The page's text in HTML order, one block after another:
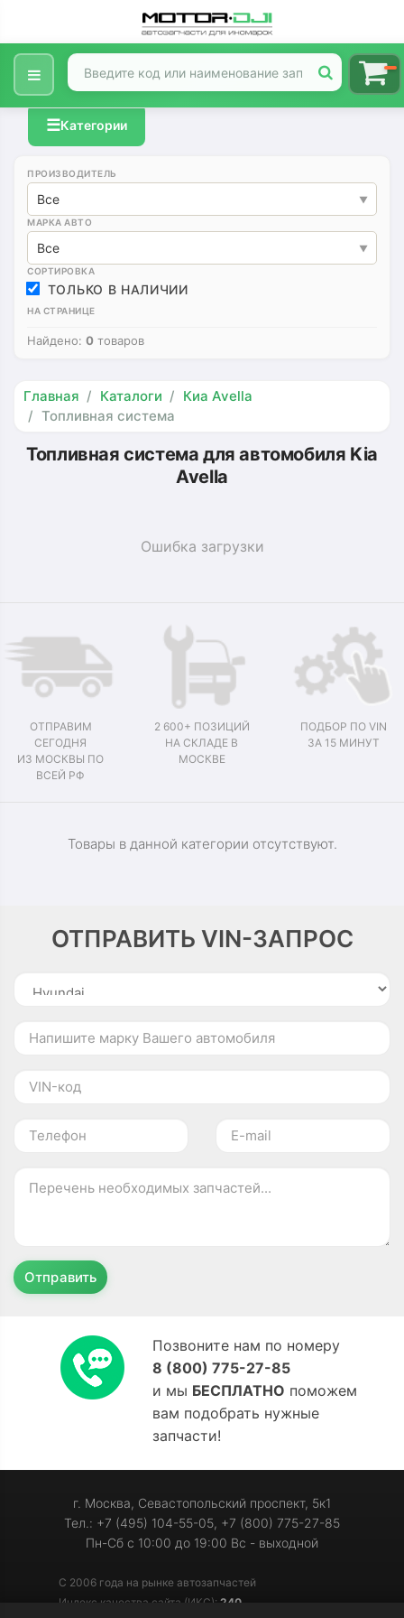
☰Категории
ПРОИЗВОДИТЕЛЬ
Все
МАРКА АВТО
Все
СОРТИРОВКА
ТОЛЬКО В НАЛИЧИИ
НА СТРАНИЦЕ
Найдено: 0 товаров
Главная Каталоги
Киа Avella
Топливная система
Топливная система для автомобиля Kia
Avella
Ошибка загрузки
ОТПРАВИМ
СЕГОДНЯ
ИЗ МОСКВЫ ПО
ВСЕЙ РФ
2 600+ ПОЗИЦИЙ
НА СКЛАДЕ В
МОСКВЕ
ПОДБОР ПО VIN
ЗА 15 МИНУТ
Товары в данной категории отсутствуют.
ОТПРАВИТЬ VIN-ЗАПРОС
Отправить
Позвоните нам по номеру
8 (800) 775-27-85
и мы БЕСПЛАТНО поможем
вам подобрать нужные
запчасти!
г. Москва, Севастопольский проспект, 5к1
Тел.: +7 (495) 104-55-05, +7 (800) 775-27-85
Пн-Сб с 10:00 до 19:00 Вс - выходной
С 2006 года на рынке автозапчастей
Индекс качества сайта (ИКС): 240